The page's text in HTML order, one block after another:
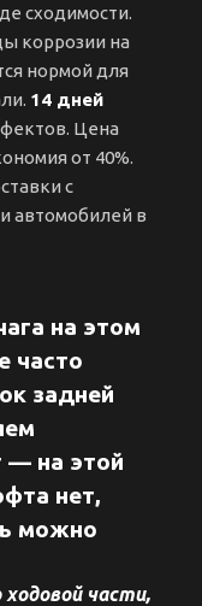
сходимости.
коррозии на
нормой для
14 дней
Цена
от 40%.
с
автомобилей в
на этом
часто
задней
— на этой
нет,
можно
части,